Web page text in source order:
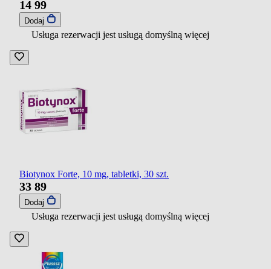
14 99
Dodaj
Usługa rezerwacji jest usługą domyślną więcej
Biotynox Forte, 10 mg, tabletki, 30 szt.
33 89
Dodaj
Usługa rezerwacji jest usługą domyślną więcej